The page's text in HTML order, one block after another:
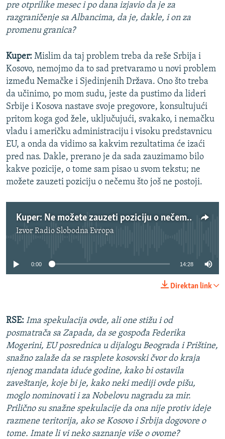
pre otprilike mesec i po dana izjavio da je za
razgraničenje sa Albancima, da je, dakle, i on za
promenu granica?
Kuper: Mislim da taj problem treba da reše Srbija i
Kosovo, nemojmo da to sad pretvaramo u novi problem
između Nemačke i Sjedinjenih Država. Ono što treba
da učinimo, po mom sudu, jeste da pustimo da lideri
Srbije i Kosova nastave svoje pregovore, konsultujući
pritom koga god žele, uključujući, svakako, i nemačku
vladu i američku administraciju i visoku predstavnicu
EU, a onda da vidimo sa kakvim rezultatima će izaći
pred nas. Dakle, prerano je da sada zauzimamo bilo
kakve pozicije, o tome sam pisao u svom tekstu; ne
možete zauzeti poziciju o nečemu što još ne postoji.
Kuper: Ne možete zauzeti poziciju o nečemu što još ne postoji
IzvorRadio Slobodna Evropa
No media source currently available
0:00 14:28
Direktan link
RSE: Ima spekulacija ovde, ali one stižu i od
posmatrača sa Zapada, da se gospođa Federika
Mogerini, EU posrednica u dijalogu Beograda i Prištine,
snažno zalaže da se rasplete kosovski čvor do kraja
njenog mandata iduće godine, kako bi ostavila
zaveštanje, koje bi je, kako neki mediji ovde pišu,
moglo nominovati i za Nobelovu nagradu za mir.
Prilično su snažne spekulacije da ona nije protiv ideje
razmene teritorija, ako se Kosovo i Srbija dogovore o
tome. Imate li vi neko saznanje više o ovome?